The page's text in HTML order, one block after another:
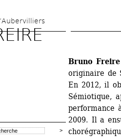
Bruno
originaire de
En 2012, il
Sémiotique,
performance
2009. Il a